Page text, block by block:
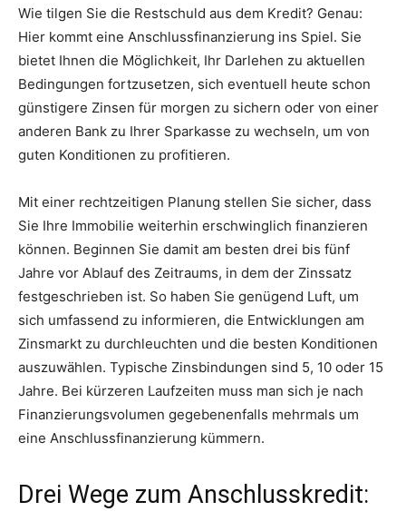
Wie tilgen Sie die Restschuld aus dem Kredit? Genau:
Hier kommt eine Anschlussfinanzierung ins Spiel. Sie
bietet Ihnen die Möglichkeit, Ihr Darlehen zu aktuellen
Bedingungen fortzusetzen, sich eventuell heute schon
günstigere Zinsen für morgen zu sichern oder von einer
anderen Bank zu Ihrer Sparkasse zu wechseln, um von
guten Konditionen zu profitieren.
Mit einer rechtzeitigen Planung stellen Sie sicher, dass
Sie Ihre Immobilie weiterhin erschwinglich finanzieren
können. Beginnen Sie damit am besten drei bis fünf
Jahre vor Ablauf des Zeitraums, in dem der Zinssatz
festgeschrieben ist. So haben Sie genügend Luft, um
sich umfassend zu informieren, die Entwicklungen am
Zinsmarkt zu durchleuchten und die besten Konditionen
auszuwählen. Typische Zinsbindungen sind 5, 10 oder 15
Jahre. Bei kürzeren Laufzeiten muss man sich je nach
Finanzierungsvolumen gegebenenfalls mehrmals um
eine Anschlussfinanzierung kümmern.
Drei Wege zum Anschlusskredit: